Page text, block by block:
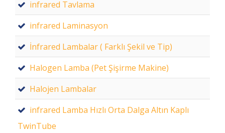
infrared Tavlama
infrared Laminasyon
İnfrared Lambalar ( Farklı Şekil ve Tip)
Halogen Lamba (Pet Şişirme Makine)
Halojen Lambalar
infrared Lamba Hızlı Orta Dalga Altın Kaplı
TwinTube